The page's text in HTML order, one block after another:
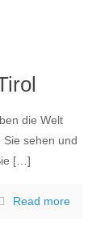
die Welt
sehen und
[…]
Read more